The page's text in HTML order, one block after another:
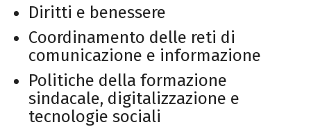
Diritti e benessere
Coordinamento delle reti di
comunicazione e informazione
Politiche della formazione
sindacale, digitalizzazione e
tecnologie sociali